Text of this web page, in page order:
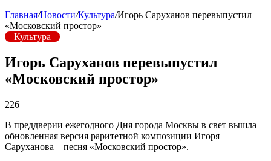
Главная/Новости/Культура/Игорь Саруханов перевыпустил
«Московский простор»
Культура
Игорь Саруханов перевыпустил
«Московский простор»
226
В преддверии ежегодного Дня города Москвы в свет вышла
обновленная версия раритетной композиции Игоря
Саруханова – песня «Московский простор».